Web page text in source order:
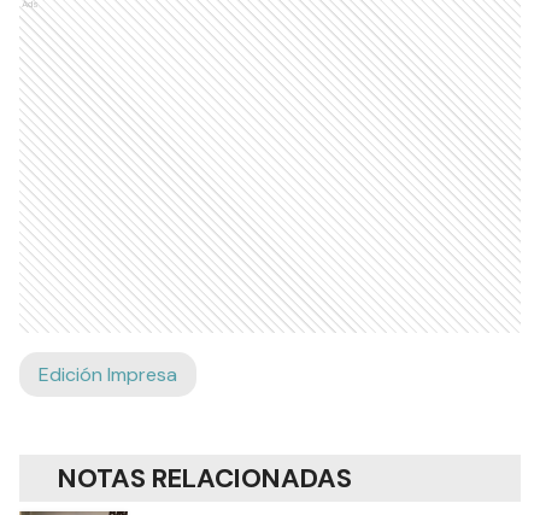
Ads
Edición Impresa
NOTAS RELACIONADAS